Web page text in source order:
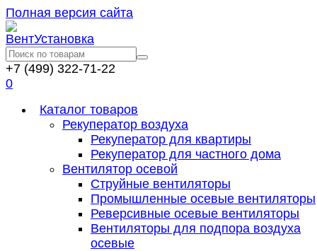
Полная версия сайта
+7 (499) 322-71-22
0
Каталог товаров
Рекуператор воздуха
Рекуператор для квартиры
Рекуператор для частного дома
Вентилятор осевой
Струйные вентиляторы
Промышленные осевые вентиляторы
Реверсивные осевые вентиляторы
Вентиляторы для подпора воздуха
осевые